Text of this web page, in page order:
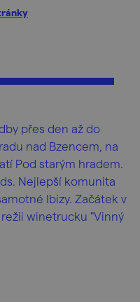
přes den až do
nad Bzencem, na
Pod starým hradem.
Nejlepší komunita
Ibizy. Začátek v
winetrucku "Vinný